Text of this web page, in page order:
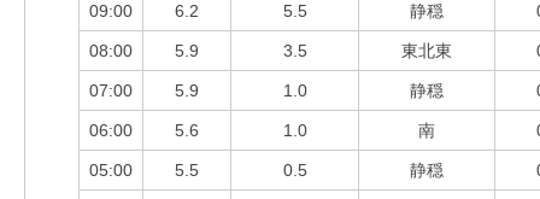
09:00 6.2 5.5 静穏
08:00 5.9 3.5 東北東
07:00 5.9 1.0 静穏
06:00 5.6 1.0 南
05:00 5.5 0.5 静穏